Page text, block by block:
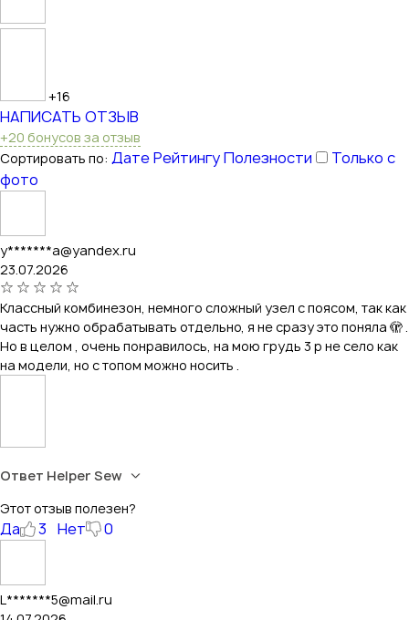
+16
НАПИСАТЬ ОТЗЫВ
+20 бонусов за отзыв
Сортировать по: ДатеРейтингуПолезности
Только с
фото
y*******a@yandex.ru
23.07.2026
Классный комбинезон, немного сложный узел с поясом, так как
часть нужно обрабатывать отдельно, я не сразу это поняла 🫣 .
Но в целом , очень понравилось, на мою грудь 3 р не село как
на модели, но с топом можно носить .
Ответ Helper Sew
Этот отзыв полезен?
Да 3 Нет 0
L*******5@mail.ru